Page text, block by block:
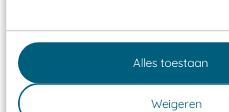
Alles toestaan
Weigeren